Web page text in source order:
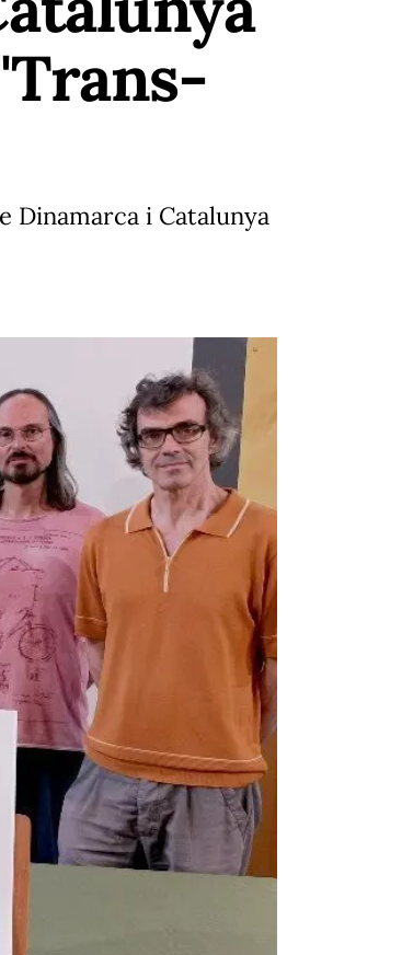
Dinamarca i Catalunya